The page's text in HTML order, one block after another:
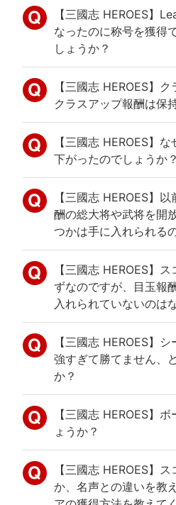
【三國志 HEROES】
なったのに称号を獲得
しょうか？
【三國志 HEROES】
クラスアップ報酬は保
【三國志 HEROES】
下がったのでしょうか？
【三國志 HEROES】
酬の総大将や武将を開
つかは手に入れられる
【三國志 HEROES】
ずなのですが、目玉報
入れられていないのは
【三國志 HEROES】
強すぎて勝てません、
か？
【三國志 HEROES】
ょうか？
【三國志 HEROES】
か、名声との違いを教